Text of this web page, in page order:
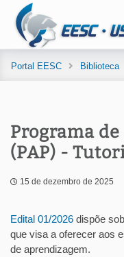
Portal EESC Biblioteca
Programa
(PAP) -
15 de dezembro de 2025
Edital 01/2026 dispõe
que visa a oferecer aos
de aprendizagem.